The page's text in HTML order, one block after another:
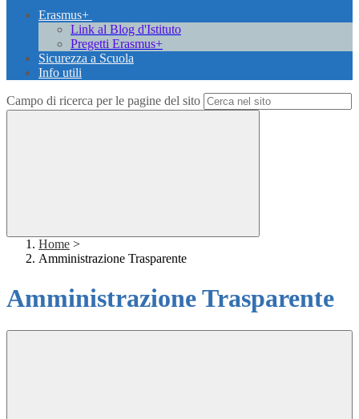
Erasmus+
Link al Blog d'Istituto
Pregetti Erasmus+
Sicurezza a Scuola
Info utili
Campo di ricerca per le pagine del sito
Home >
Amministrazione Trasparente
Amministrazione Trasparente